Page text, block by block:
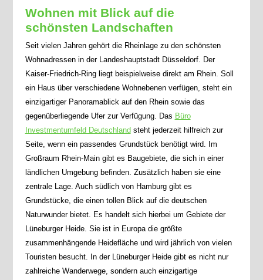
Wohnen mit Blick auf die
schönsten Landschaften
Seit vielen Jahren gehört die Rheinlage zu den schönsten
Wohnadressen in der Landeshauptstadt Düsseldorf. Der
Kaiser-Friedrich-Ring liegt beispielweise direkt am Rhein. Soll
ein Haus über verschiedene Wohnebenen verfügen, steht ein
einzigartiger Panoramablick auf den Rhein sowie das
gegenüberliegende Ufer zur Verfügung. Das Büro
Investmentumfeld Deutschland steht jederzeit hilfreich zur
Seite, wenn ein passendes Grundstück benötigt wird. Im
Großraum Rhein-Main gibt es Baugebiete, die sich in einer
ländlichen Umgebung befinden. Zusätzlich haben sie eine
zentrale Lage. Auch südlich von Hamburg gibt es
Grundstücke, die einen tollen Blick auf die deutschen
Naturwunder bietet. Es handelt sich hierbei um Gebiete der
Lüneburger Heide. Sie ist in Europa die größte
zusammenhängende Heidefläche und wird jährlich von vielen
Touristen besucht. In der Lüneburger Heide gibt es nicht nur
zahlreiche Wanderwege, sondern auch einzigartige